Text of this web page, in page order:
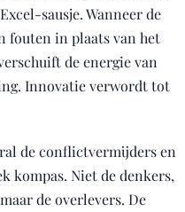
sausje. Wanneer de
fouten in plaats van het
de energie van
Innovatie verwordt tot
de conflictvermijders en
kompas. Niet de denkers,
de overlevers. De